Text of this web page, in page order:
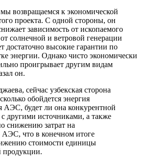
возвращаемся к экономической
проекта. С одной стороны, он
зависимость от ископаемого
солнечной и ветровой генерации
достаточно высокие гарантии по
энергии. Однако чисто экономически
проигрывает другим видам
он.
сейчас узбекская сторона
обойдется энергия
АЭС, будет ли она конкурентной
другими источниками, а также
снижению затрат на
АЭС, что в конечном итоге
стоимости единицы
продукции.